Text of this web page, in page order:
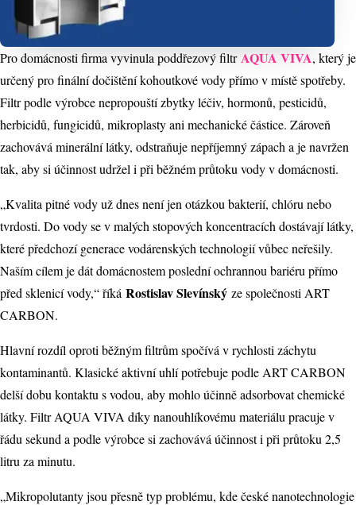
Pro domácnosti firma vyvinula poddřezový filtrAQUA VIVA, který je
určený pro finální dočištění kohoutkové vody přímo v místě spotřeby.
Filtr podle výrobce nepropouští zbytky léčiv, hormonů, pesticidů,
herbicidů, fungicidů, mikroplasty ani mechanické částice. Zároveň
zachovává minerální látky, odstraňuje nepříjemný zápach a je navržen
tak, aby si účinnost udržel i při běžném průtoku vody v domácnosti.
„Kvalita pitné vody už dnes není jen otázkou bakterií, chlóru nebo
tvrdosti. Do vody se v malých stopových koncentracích dostávají látky,
které předchozí generace vodárenských technologií vůbec neřešily.
Naším cílem je dát domácnostem poslední ochrannou bariéru přímo
před sklenicí vody,“ říká Rostislav Slevínský ze společnosti ART
CARBON.
Hlavní rozdíl oproti běžným filtrům spočívá v rychlosti záchytu
kontaminantů. Klasické aktivní uhlí potřebuje podle ART CARBON
delší dobu kontaktu s vodou, aby mohlo účinně adsorbovat chemické
látky. Filtr AQUA VIVA díky nanouhlíkovému materiálu pracuje v
řádu sekund a podle výrobce si zachovává účinnost i při průtoku 2,5
litru za minutu.
„Mikropolutanty jsou přesně typ problému, kde české nanotechnologie